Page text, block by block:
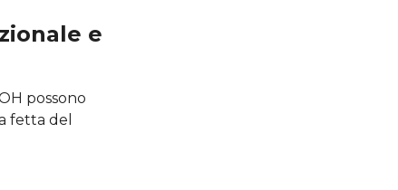
e
possono
fetta del